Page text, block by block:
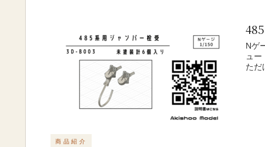
商品紹介
Nゲ
ュ
ただ